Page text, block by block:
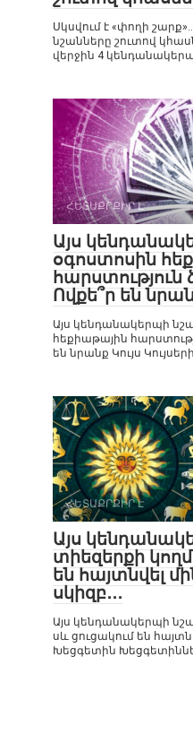
Սկսվում է «փողի
նշանները շուտով
վերջին 4
ՀԵՏԱՔՐՔԻՐ Է
Այս
օգոստոսին
հարստություն
Ովքե՞ր են
Այս կենդանակերպի
հեքիաթային
են նրանք Կույս
ՀԵՏԱՔՐՔԻՐ Է
Այս
տիեզերքի
են հայտնվել
սկիզբ․․․
Այս կենդանակերպի
սև ցուցակում են
Խեցգետին